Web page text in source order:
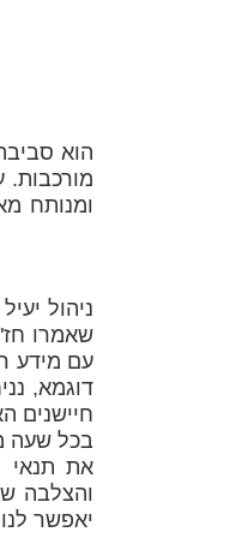
מורכבות.
ומנותח
ניהול
שאמרו
עם מידע
דוגמא,
חיישנים
בכל שעה
את תנאי
והצלבה
יאפשר